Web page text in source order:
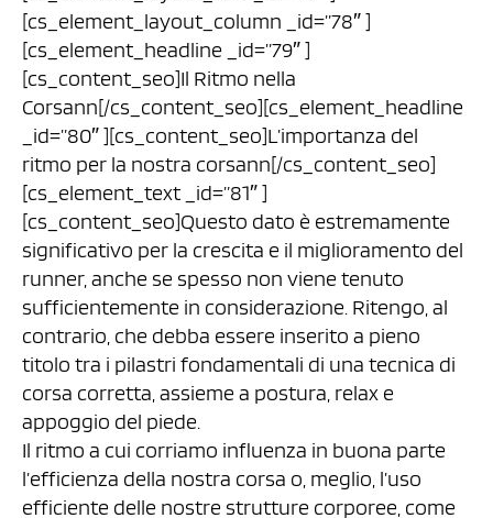
[cs_element_layout_column _id=”78″ ]
[cs_element_headline _id=”79″ ]
[cs_content_seo]Il Ritmo nella
Corsann[/cs_content_seo][cs_element_headline
_id=”80″ ][cs_content_seo]L’importanza del
ritmo per la nostra corsann[/cs_content_seo]
[cs_element_text _id=”81″ ]
[cs_content_seo]Questo dato è estremamente
significativo per la crescita e il miglioramento del
runner, anche se spesso non viene tenuto
sufficientemente in considerazione. Ritengo, al
contrario, che debba essere inserito a pieno
titolo tra i pilastri fondamentali di una tecnica di
corsa corretta, assieme a postura, relax e
appoggio del piede.
Il ritmo a cui corriamo influenza in buona parte
l’efficienza della nostra corsa o, meglio, l’uso
efficiente delle nostre strutture corporee, come